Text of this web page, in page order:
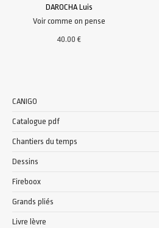
DAROCHA Luis
Voir comme on pense
40.00€
CANIGO
Catalogue pdf
Chantiers du temps
Dessins
Fireboox
Grands pliés
Livre lèvre